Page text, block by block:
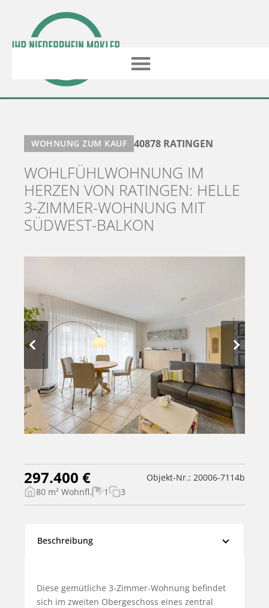
WOHNUNG ZUM KAUF 40878 RATINGEN
WOHLFÜHLWOHNUNG IM
HERZEN VON RATINGEN: HELLE
3-ZIMMER-WOHNUNG MIT
SÜDWEST-BALKON
297.400 €
Objekt-Nr.: 20006-7114b
80 m² Wohnfl.
1 3
Beschreibung
Diese gemütliche 3-Zimmer-Wohnung befindet
sich im zweiten Obergeschoss eines zentral